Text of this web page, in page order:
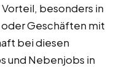
Vorteil, besonders in
Geschäften mit
bei diesen
und Nebenjobs in